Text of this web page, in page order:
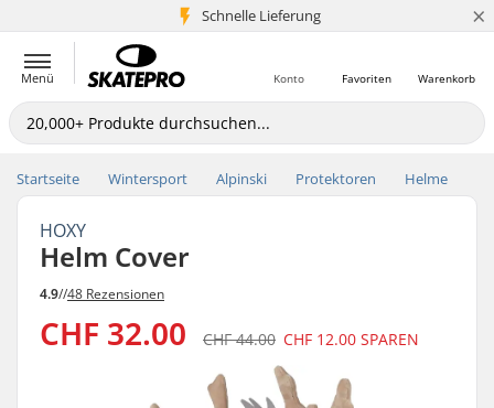
Schnelle Lieferung
5+ Mio. Kunden ×
Menü Warenkorb
Favoriten
Konto
Startseite Wintersport Alpinski Protektoren Helme
HOXY
Helm Cover
4.9//48 Rezensionen
CHF 32.00 CHF 44.00 CHF 12.00 SPAREN